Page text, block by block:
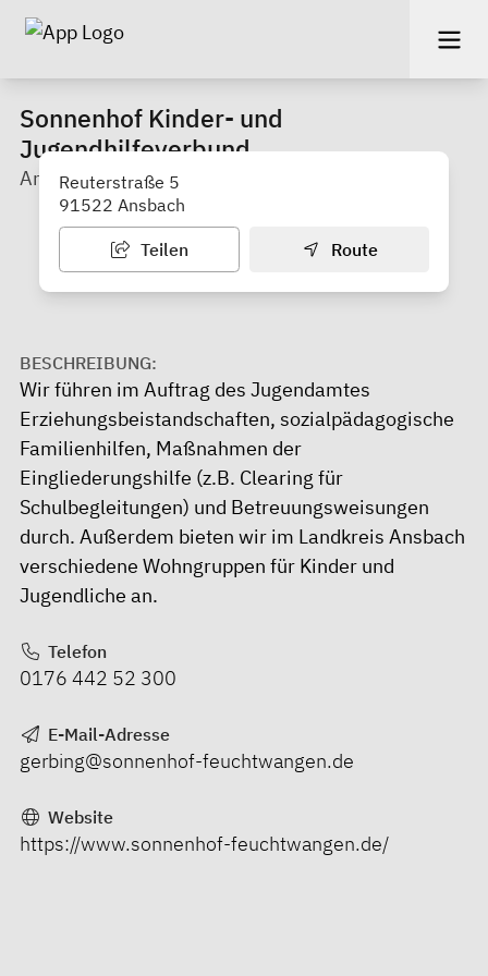
Sonnenhof Kinder- und
Jugendhilfeverbund
Ambulante Hilfen
Reuterstraße 5
91522 Ansbach
Teilen Route
BESCHREIBUNG:
Wir führen im Auftrag des Jugendamtes
Erziehungsbeistandschaften, sozialpädagogische
Familienhilfen, Maßnahmen der
Eingliederungshilfe (z.B. Clearing für
Schulbegleitungen) und Betreuungsweisungen
durch. Außerdem bieten wir im Landkreis Ansbach
verschiedene Wohngruppen für Kinder und
Jugendliche an.
Telefon
0176 442 52 300
E-Mail-Adresse
gerbing@sonnenhof-feuchtwangen.de
Website
https://www.sonnenhof-feuchtwangen.de/